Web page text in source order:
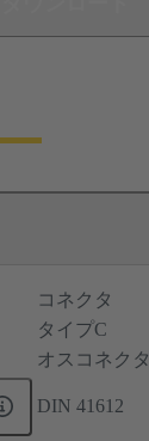
コネクタ
タイプC
オスコネクタ
DIN 41612